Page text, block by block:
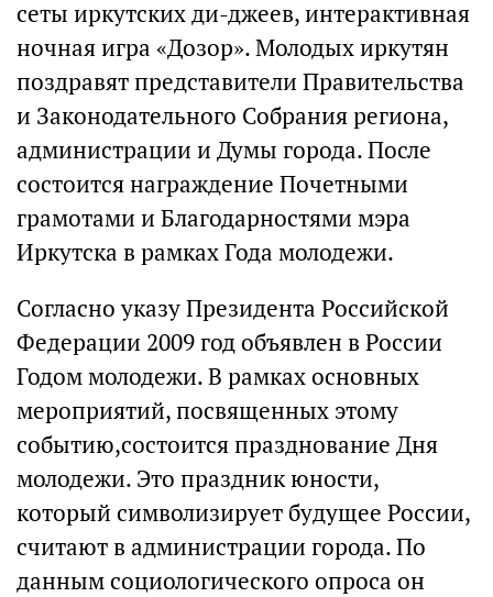
сеты иркутских ди-джеев, интерактивная
ночная игра «Дозор». Молодых иркутян
поздравят представители Правительства
и Законодательного Собрания региона,
администрации и Думы города. После
состоится награждение Почетными
грамотами и Благодарностями мэра
Иркутска в рамках Года молодежи.
Согласно указу Президента Российской
Федерации 2009 год объявлен в России
Годом молодежи. В рамках основных
мероприятий, посвященных этому
событию,состоится празднование Дня
молодежи. Это праздник юности,
который символизирует будущее России,
считают в администрации города. По
данным социологического опроса он